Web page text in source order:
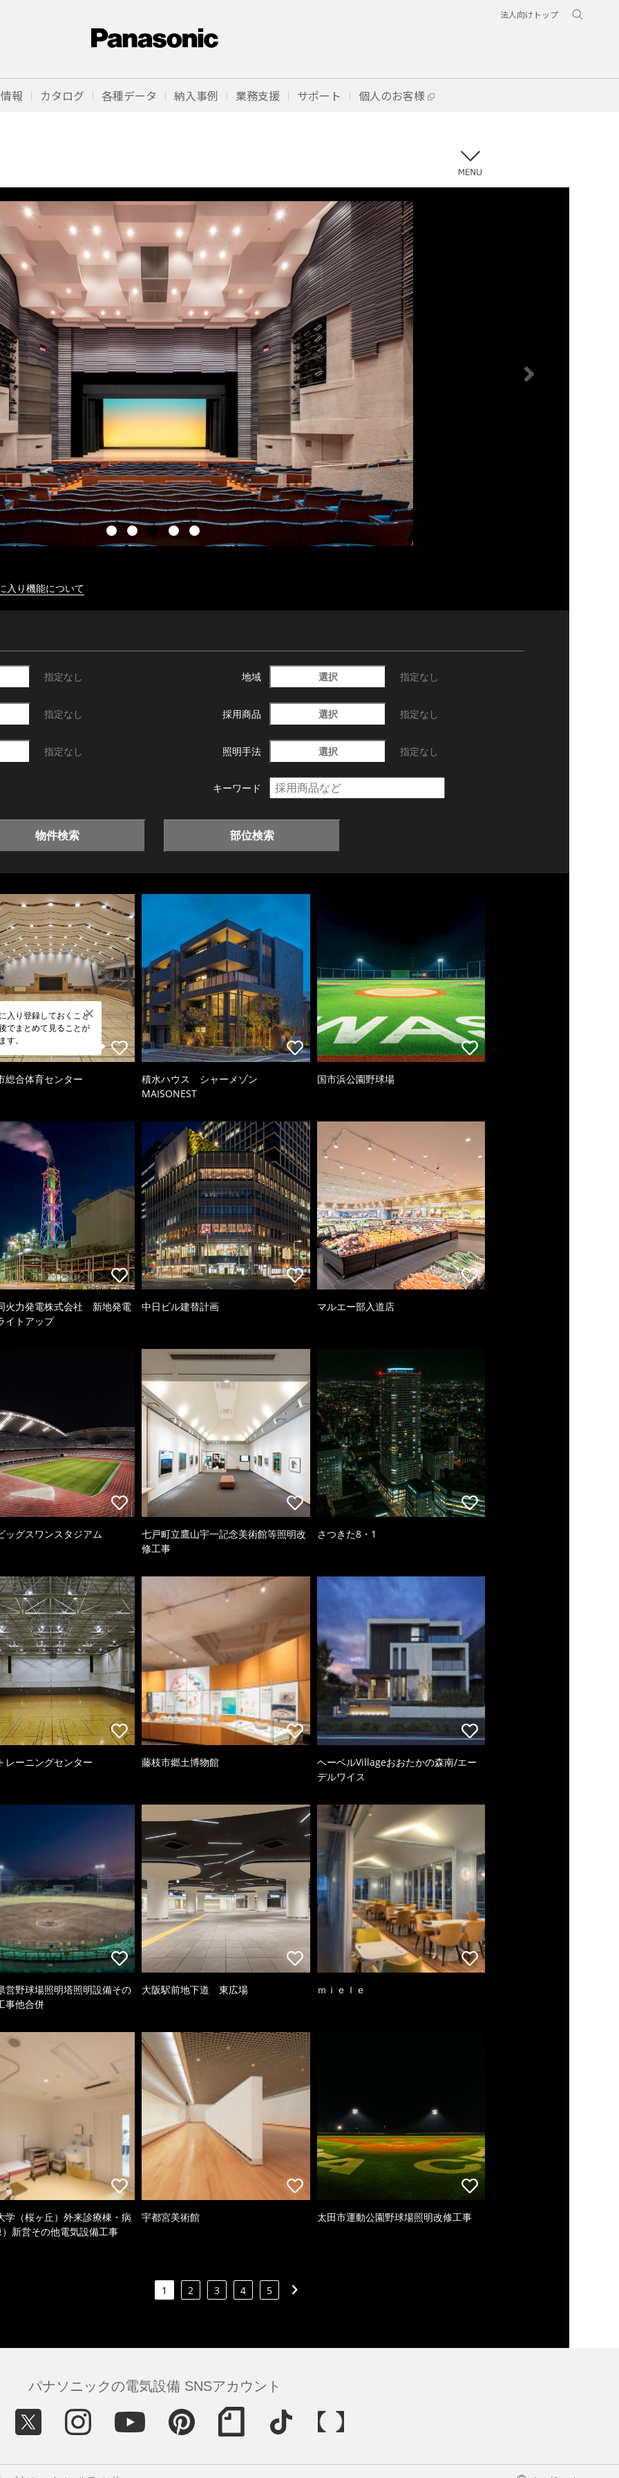
法人向けトップ
報 カタログ 各種データ 納入事例 業務支援 サポート 個人のお客様
入り機能について
指定なし 地域 選択 指定なし
指定なし 採用商品 選択 指定なし
指定なし 照明手法 選択 指定なし
キーワード
物件検索 部位検索
入り登録しておくこと
でまとめて見ることが
す。
総合体育センター
積水ハウス シャーメゾン
MAISONEST
国市浜公園野球場
火力発電株式会社 新地発電
イトアップ
中日ビル建替計画 マルエー部入道店
ッグスワンスタジアム
七戸町立鷹山宇一記念美術館等照明改
修工事
さつきた8・1
レーニングセンター 藤枝市郷土博物館
ヘーベルVillageおおたかの森南/エー
デルワイス
営野球場照明塔照明設備その
事他合併
大阪駅前地下道 東広場 ｍｉｅｌｅ
学（桜ヶ丘）外来診療棟・病
新営その他電気設備工事
宇都宮美術館 太田市運動公園野球場照明改修工事
1 2 3 4 5
パナソニックの電気設備 SNSアカウント